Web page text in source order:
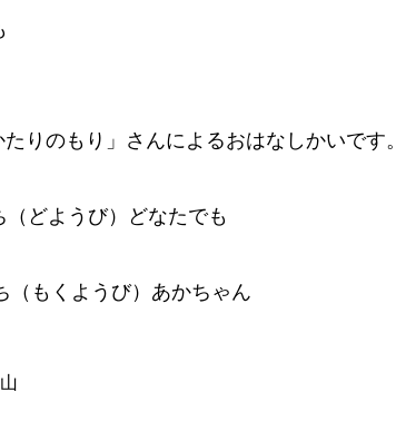
りのもり」さんによるおはなしかいです。
どようび）どなたでも
ようび）あかちゃん